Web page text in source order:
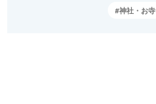
神社・お寺